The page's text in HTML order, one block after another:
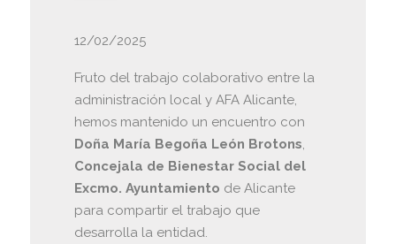
12/02/2025
Fruto del trabajo colaborativo entre la
administración local y AFA Alicante,
hemos mantenido un encuentro con
Doña María Begoña León Brotons,
Concejala de Bienestar Social del
Excmo. Ayuntamiento de Alicante
para compartir el trabajo que
desarrolla la entidad.